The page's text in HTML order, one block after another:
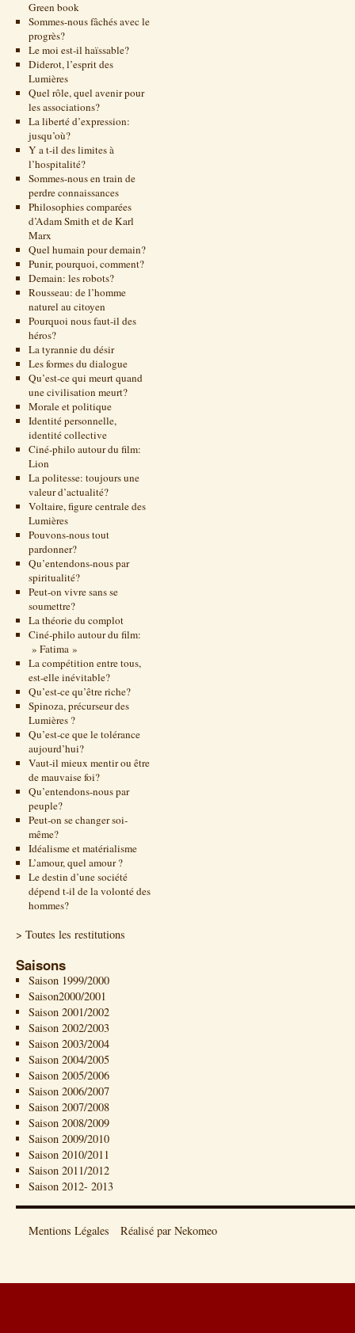
Green book
Sommes-nous fâchés avec le
progrès?
Le moi est-il haïssable?
Diderot, l’esprit des
Lumières
Quel rôle, quel avenir pour
les associations?
La liberté d’expression:
jusqu’où?
Y a t-il des limites à
l’hospitalité?
Sommes-nous en train de
perdre connaissances
Philosophies comparées
d’Adam Smith et de Karl
Marx
Quel humain pour demain?
Punir, pourquoi, comment?
Demain: les robots?
Rousseau: de l’homme
naturel au citoyen
Pourquoi nous faut-il des
héros?
La tyrannie du désir
Les formes du dialogue
Qu’est-ce qui meurt quand
une civilisation meurt?
Morale et politique
Identité personnelle,
identité collective
Ciné-philo autour du film:
Lion
La politesse: toujours une
valeur d’actualité?
Voltaire, figure centrale des
Lumières
Pouvons-nous tout
pardonner?
Qu’entendons-nous par
spiritualité?
Peut-on vivre sans se
soumettre?
La théorie du complot
Ciné-philo autour du film:
» Fatima »
La compétition entre tous,
est-elle inévitable?
Qu’est-ce qu’être riche?
Spinoza, précurseur des
Lumières ?
Qu’est-ce que le tolérance
aujourd’hui?
Vaut-il mieux mentir ou être
de mauvaise foi?
Qu’entendons-nous par
peuple?
Peut-on se changer soi-
même?
Idéalisme et matérialisme
L’amour, quel amour ?
Le destin d’une société
dépend t-il de la volonté des
hommes?
> Toutes les restitutions
Saisons
Saison 1999/2000
Saison2000/2001
Saison 2001/2002
Saison 2002/2003
Saison 2003/2004
Saison 2004/2005
Saison 2005/2006
Saison 2006/2007
Saison 2007/2008
Saison 2008/2009
Saison 2009/2010
Saison 2010/2011
Saison 2011/2012
Saison 2012- 2013
Mentions Légales Réalisé par Nekomeo